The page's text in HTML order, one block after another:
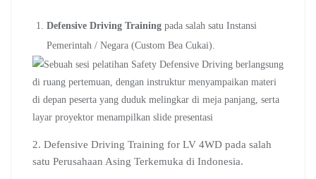
Defensive Driving Training pada salah satu Instansi
Pemerintah / Negara (Custom Bea Cukai).
2. Defensive Driving Training for LV 4WD pada salah
satu Perusahaan Asing Terkemuka di Indonesia.